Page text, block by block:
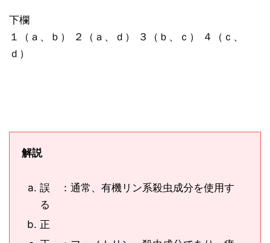
下欄
１（ａ、ｂ） ２（ａ、ｄ） ３（ｂ、ｃ） ４（ｃ、
ｄ）
解説
誤 ：通常、有機リン系殺虫成分を使用す
る
正